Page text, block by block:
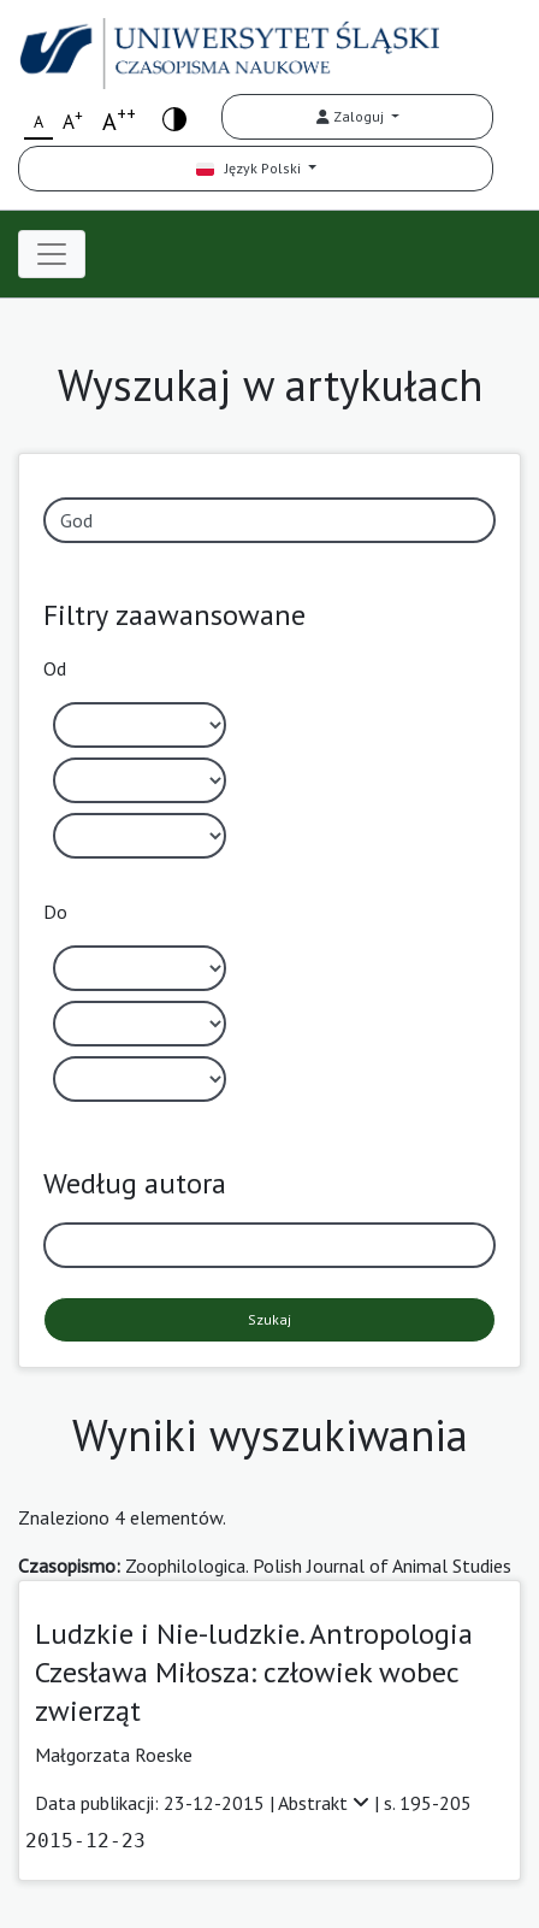
A A+ A++ Zaloguj
Język Polski
Wyszukaj w artykułach
Filtry zaawansowane
Od
Do
Według autora
Szukaj
Wyniki wyszukiwania
Znaleziono 4 elementów.
Czasopismo: Zoophilologica. Polish Journal of Animal Studies
Ludzkie i Nie-ludzkie. Antropologia
Czesława Miłosza: człowiek wobec
zwierząt
Małgorzata Roeske
Data publikacji: 23-12-2015 | Abstrakt | s. 195-205
2015-12-23